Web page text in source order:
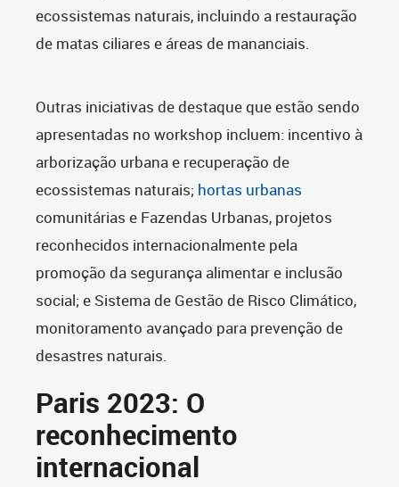
ecossistemas naturais, incluindo a restauração
de matas ciliares e áreas de mananciais.
Outras iniciativas de destaque que estão sendo
apresentadas no workshop incluem: incentivo à
arborização urbana e recuperação de
ecossistemas naturais; hortas urbanas
comunitárias e Fazendas Urbanas, projetos
reconhecidos internacionalmente pela
promoção da segurança alimentar e inclusão
social; e Sistema de Gestão de Risco Climático,
monitoramento avançado para prevenção de
desastres naturais.
Paris 2023: O
reconhecimento
internacional